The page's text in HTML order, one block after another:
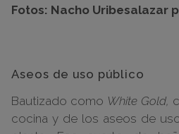
Fotos: Nacho Uribesalazar
Aseos de uso público
Bautizado como White Gold,
cocina y de los aseos de